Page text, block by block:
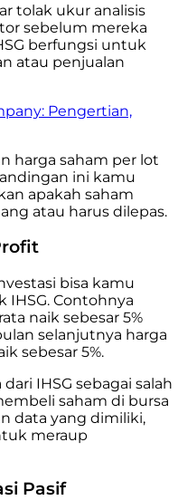
tolak ukur analisis
sebelum mereka
berfungsi untuk
atau penjualan
Pengertian,
harga saham per lot
ini kamu
apakah saham
atau harus dilepas.
bisa kamu
Contohnya
naik sebesar 5%
selanjutnya harga
sebesar 5%.
IHSG sebagai salah
saham di bursa
data yang dimiliki,
meraup
Pasif